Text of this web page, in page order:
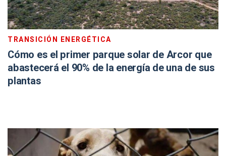
TRANSICIÓN ENERGÉTICA
Cómo es el primer parque solar de Arcor que
abastecerá el 90% de la energía de una de sus
plantas